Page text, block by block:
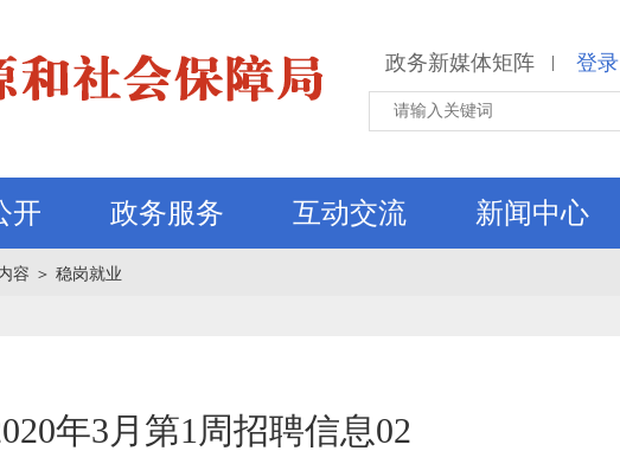
政务新媒体矩阵 | 登录
开 政务服务 互动交流 新闻中心
容 ＞ 稳岗就业
年3月第1周招聘信息02